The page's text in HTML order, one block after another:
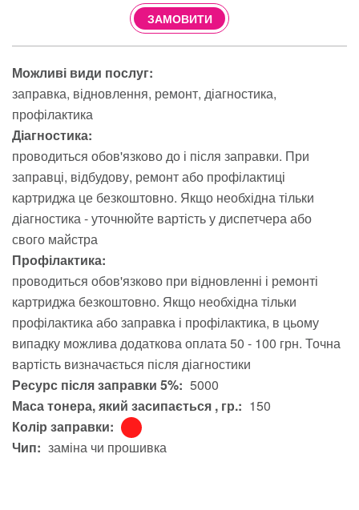
ЗАМОВИТИ
Можливі види послуг:
заправка відновлення ремонт діагностика
профілактика
Діагностика:
проводиться обов'язково до і після заправки. При
заправці, відбудову, ремонт або профілактиці
картриджа це безкоштовно. Якщо необхідна тільки
діагностика - уточнюйте вартість у диспетчера або
свого майстра
Профілактика:
проводиться обов'язково при відновленні і ремонті
картриджа безкоштовно. Якщо необхідна тільки
профілактика або заправка і профілактика, в цьому
випадку можлива додаткова оплата 50 - 100 грн. Точна
вартість визначається після діагностики
Ресурс після заправки 5%: 5000
Маса тонера, який засипається , гр.: 150
Колір заправки:
Чип: заміна чи прошивка